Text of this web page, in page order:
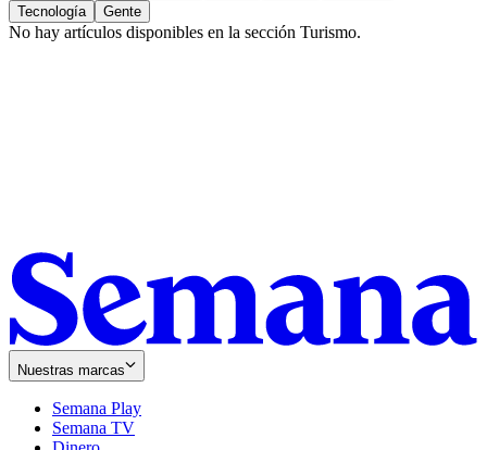
Tecnología
Gente
No hay artículos disponibles en la sección Turismo.
Nuestras marcas
Semana Play
Semana TV